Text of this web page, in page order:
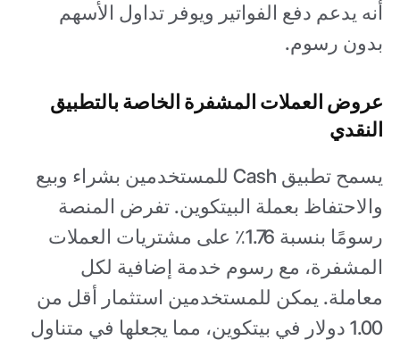
أنه يدعم دفع الفواتير ويوفر تداول الأسهم
بدون رسوم.
عروض العملات المشفرة الخاصة بالتطبيق
النقدي
يسمح تطبيق Cash للمستخدمين بشراء وبيع
والاحتفاظ بعملة البيتكوين. تفرض المنصة
رسومًا بنسبة 1.76٪ على مشتريات العملات
المشفرة، مع رسوم خدمة إضافية لكل
معاملة. يمكن للمستخدمين استثمار أقل من
1.00 دولار في بيتكوين، مما يجعلها في متناول